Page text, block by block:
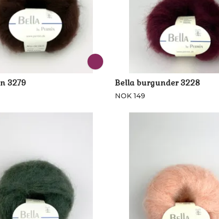
3279 Bella burgunder 3228
NOK 149